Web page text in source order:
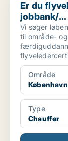
Er du
jobbank/...
Vi søger
til område-
Område
København
Type
Chauffør